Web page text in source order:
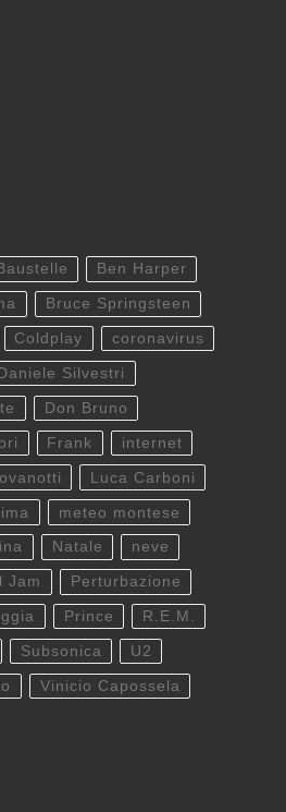
Ben Harper
Bruce Springsteen
Coldplay coronavirus
Daniele Silvestri
Don Bruno
Frank internet
Luca Carboni
meteo montese
Natale neve
Jam Perturbazione
Prince R.E.M.
Subsonica U2
Vinicio Capossela